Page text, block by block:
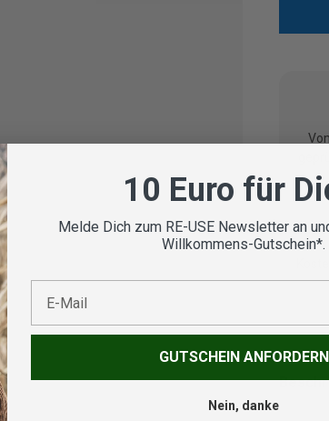
10 Euro für
Melde Dich zum RE-USE Newsletter an
Willkommens-Gutschein*.
GUTSCHEIN ANFORDERN
Nein, danke